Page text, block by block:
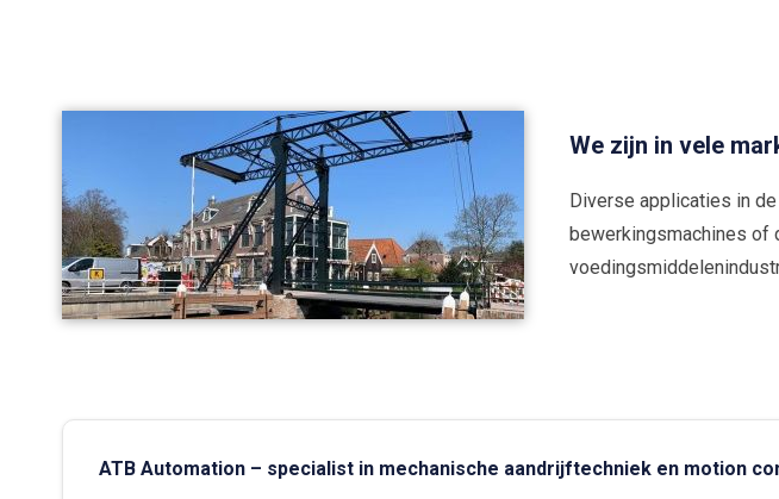
We zijn in vele
Diverse applicaties in
bewerkingsmachines of
ATB Automation – specialist in mechanische aandrijftechniek en motion